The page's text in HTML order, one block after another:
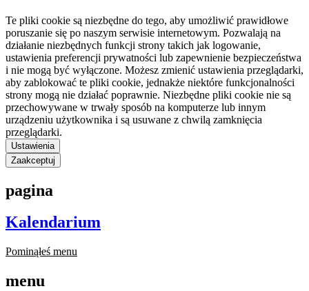
Te pliki cookie są niezbędne do tego, aby umożliwić prawidłowe
poruszanie się po naszym serwisie internetowym. Pozwalają na
działanie niezbędnych funkcji strony takich jak logowanie,
ustawienia preferencji prywatności lub zapewnienie bezpieczeństwa
i nie mogą być wyłączone. Możesz zmienić ustawienia przeglądarki,
aby zablokować te pliki cookie, jednakże niektóre funkcjonalności
strony mogą nie działać poprawnie. Niezbędne pliki cookie nie są
przechowywane w trwały sposób na komputerze lub innym
urządzeniu użytkownika i są usuwane z chwilą zamknięcia
przeglądarki.
Ustawienia
Zaakceptuj
pagina
Kalendarium
Pominąłeś menu
menu